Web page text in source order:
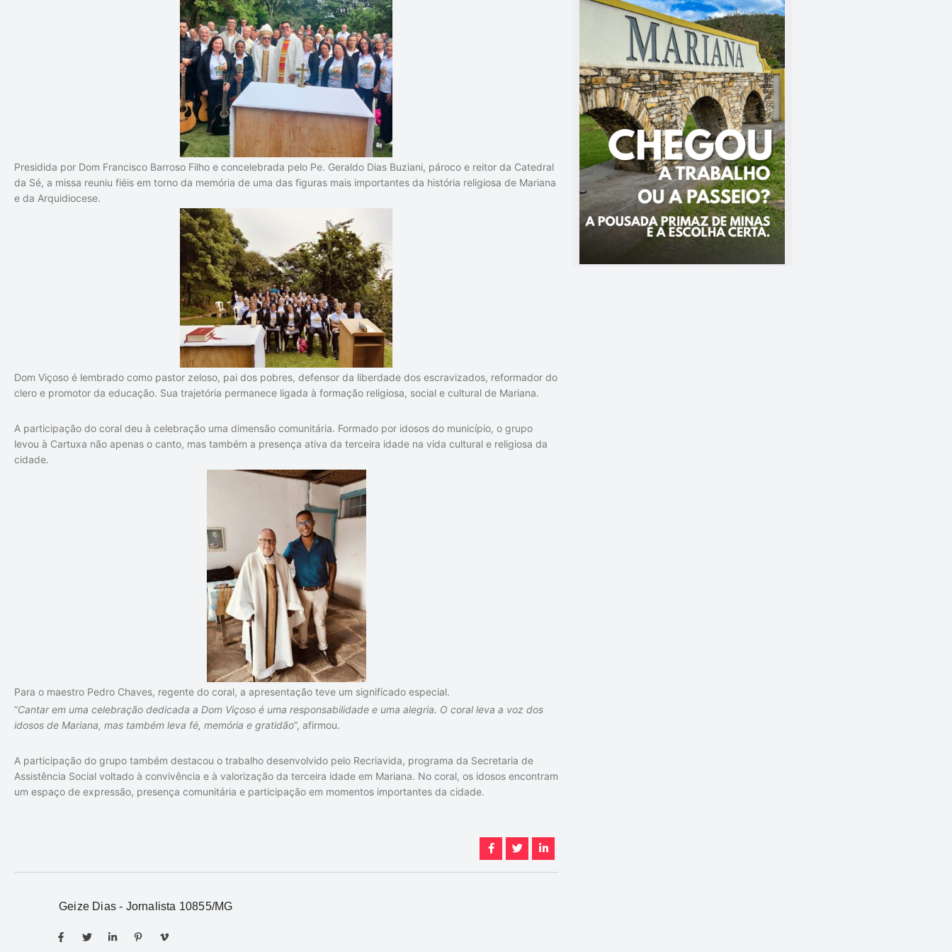
Presidida por Dom Francisco Barroso Filho e concelebrada pelo Pe. Geraldo Dias Buziani, pároco e reitor da Catedral
da Sé, a missa reuniu fiéis em torno da memória de uma das figuras mais importantes da história religiosa de Mariana
e da Arquidiocese.
Dom Viçoso é lembrado como pastor zeloso, pai dos pobres, defensor da liberdade dos escravizados, reformador do
clero e promotor da educação. Sua trajetória permanece ligada à formação religiosa, social e cultural de Mariana.
A participação do coral deu à celebração uma dimensão comunitária. Formado por idosos do município, o grupo
levou à Cartuxa não apenas o canto, mas também a presença ativa da terceira idade na vida cultural e religiosa da
cidade.
Para o maestro Pedro Chaves, regente do coral, a apresentação teve um significado especial.
“Cantar em uma celebração dedicada a Dom Viçoso é uma responsabilidade e uma alegria. O coral leva a voz dos
idosos de Mariana, mas também leva fé, memória e gratidão”, afirmou.
A participação do grupo também destacou o trabalho desenvolvido pelo Recriavida, programa da Secretaria de
Assistência Social voltado à convivência e à valorização da terceira idade em Mariana. No coral, os idosos encontram
um espaço de expressão, presença comunitária e participação em momentos importantes da cidade.
Geize Dias - Jornalista 10855/MG